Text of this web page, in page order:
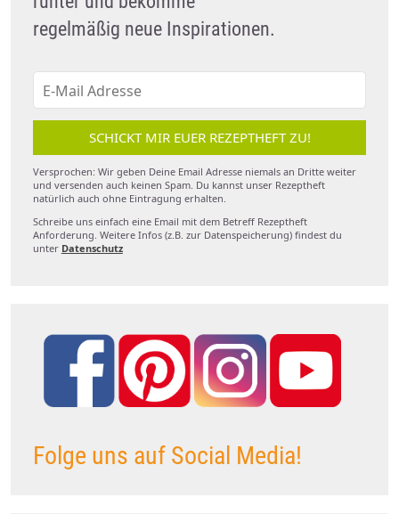
regelmäßig neue Inspirationen.
SCHICKT MIR EUER REZEPTHEFT ZU!
Versprochen: Wir geben Deine Email Adresse niemals an Dritte weiter
und versenden auch keinen Spam. Du kannst unser Rezeptheft
natürlich auch ohne Eintragung erhalten.
Schreibe uns einfach eine Email mit dem Betreff Rezeptheft
Anforderung. Weitere Infos (z.B. zur Datenspeicherung) findest du
unter Datenschutz
Folge uns auf Social Media!